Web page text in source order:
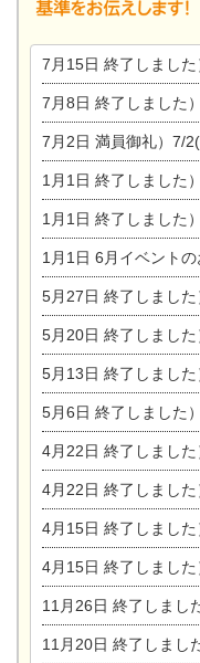
7月15日 終了しました）
7月8日 終了しました
7月2日 満員御礼）7/2(
1月1日 終了しました）
1月1日 終了しました）6/10-
1月1日 6月イベント
5月27日 終了しました）
5月20日 終了しました）5/20
5月13日 終了しまし
5月6日 終了しました）5/6㈯7㈰
4月22日 終了しました）
4月22日 終了しました）4/
4月15日 終了しました）4/
4月15日 終了しました
11月26日 終了しました）
11月20日 終了しました）11/